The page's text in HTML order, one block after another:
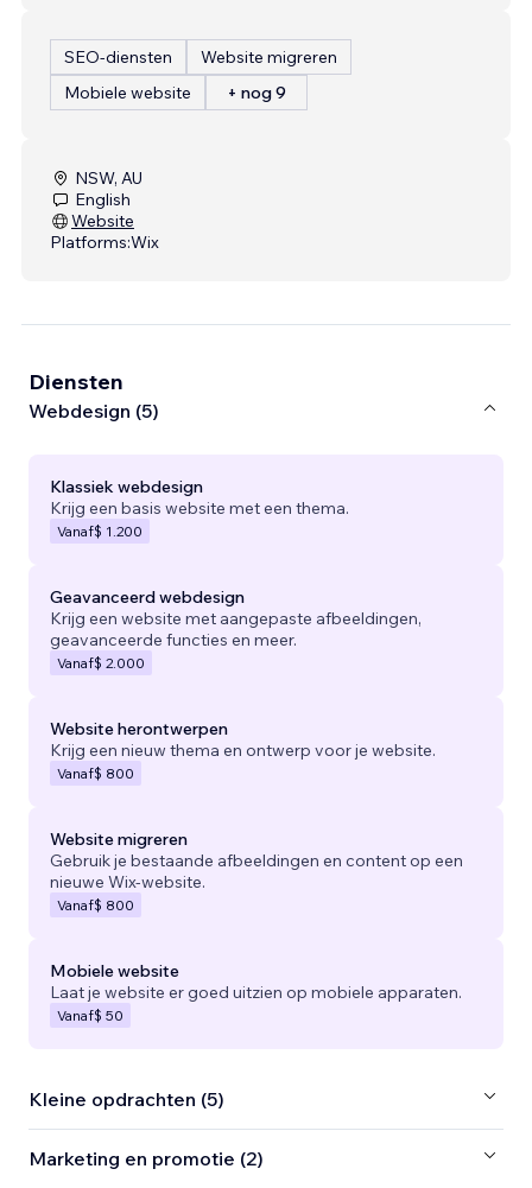
SEO-diensten
Website migreren
Mobiele website
+ nog 9
NSW, AU
English
Website
Platforms:Wix
Diensten
Webdesign (5)
Klassiek webdesign
Krijg een basis website met een thema.
Vanaf$ 1.200
Geavanceerd webdesign
Krijg een website met aangepaste afbeeldingen,
geavanceerde functies en meer.
Vanaf$ 2.000
Website herontwerpen
Krijg een nieuw thema en ontwerp voor je website.
Vanaf$ 800
Website migreren
Gebruik je bestaande afbeeldingen en content op een
nieuwe Wix-website.
Vanaf$ 800
Mobiele website
Laat je website er goed uitzien op mobiele apparaten.
Vanaf$ 50
Kleine opdrachten (5)
Marketing en promotie (2)